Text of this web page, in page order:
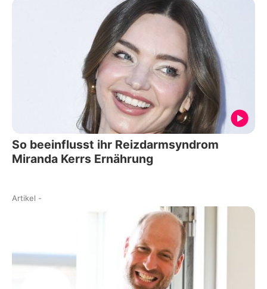
So beeinflusst ihr Reizdarmsyndrom
Miranda Kerrs Ernährung
Artikel -